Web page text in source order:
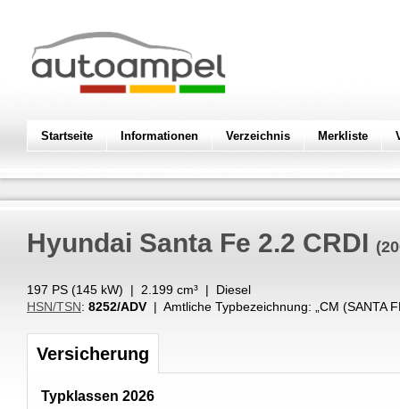
Startseite Informationen Verzeichnis Merkliste
Hyundai Santa Fe 2.2 CRDI
197 PS (145 kW) | 2.199 cm³ | Diesel
HSN/TSN: 8252/ADV| Amtliche Typbezeichnung: „ CM (SANTA
Versicherung
Typklassen 2026